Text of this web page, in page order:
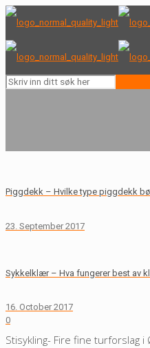
Piggdekk – Hvilke type piggdekk
23. September 2017
Sykkelklær – Hva fungerer best av
16. October 2017
0
Stisykling- Fire fine turforslag i